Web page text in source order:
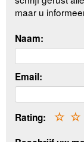
maar u
Naam:
Email:
Rating: ☆
☆